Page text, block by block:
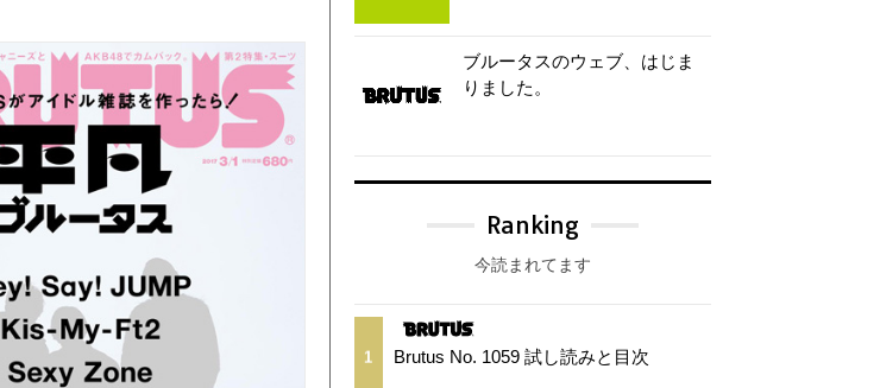
ブルータスのウェブ、はじま
りました。
Ranking
今読まれてます
1 Brutus No. 1059 試し読みと目次